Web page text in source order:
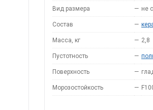
Вид размера — не
Состав —
Масса, кг — 2,8
Пустотность —
Поверхность —
Морозостойкость —